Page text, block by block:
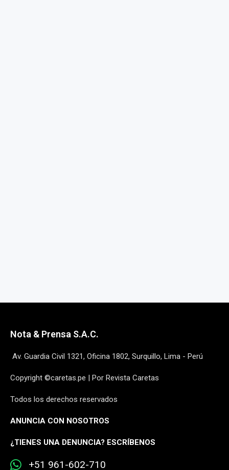
Nota & Prensa S.A.C.
Av. Guardia Civil 1321, Oficina 1802, Surquillo, Lima - Perú
Copyright ©caretas.pe | Por Revista Caretas
Todos los derechos reservados
ANUNCIA CON NOSOTROS
¿TIENES UNA DENUNCIA? ESCRÍBENOS
+51 961-602-710